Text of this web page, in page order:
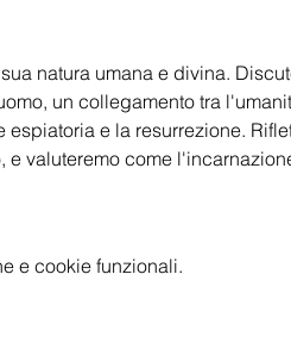
natura umana e divina.
un collegamento tra
e la resurrezione.
valuteremo come
e cookie funzionali.